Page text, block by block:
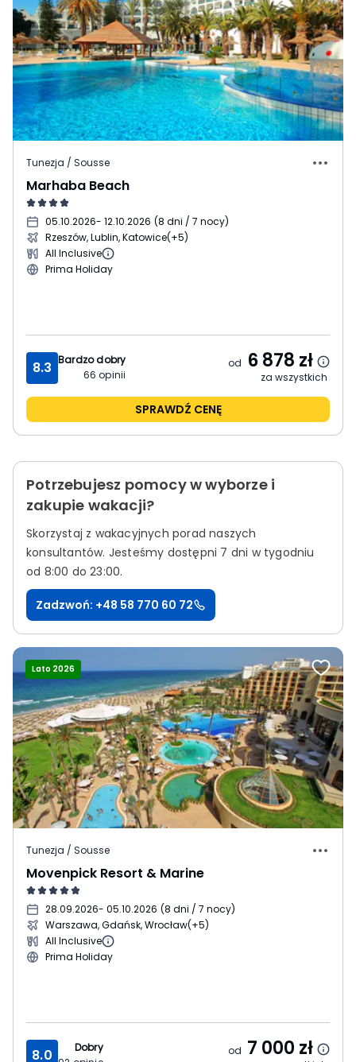
Tunezja / Sousse
Marhaba Beach
05.10.2026- 12.10.2026 (8 dni / 7 nocy)
Rzeszów, Lublin, Katowice(+5)
All Inclusive
Prima Holiday
8.3 Bardzo dobry
66 opinii
od 6 878 zł
za wszystkich
SPRAWDŹ CENĘ
Potrzebujesz pomocy w wyborze i
zakupie wakacji?
Skorzystaj z wakacyjnych porad naszych
konsultantów. Jesteśmy dostępni 7 dni w tygodniu
od 8:00 do 23:00.
Zadzwoń: +48 58 770 60 72
Lato 2026
Tunezja / Sousse
Movenpick Resort & Marine
28.09.2026- 05.10.2026 (8 dni / 7 nocy)
Warszawa, Gdańsk, Wrocław(+5)
All Inclusive
Prima Holiday
8.0
Dobry
od 7 000 zł